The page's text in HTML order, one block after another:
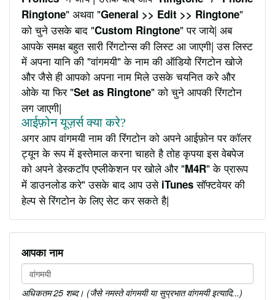
Ringtone" अथवा "General >> Edit >> Ringtone"
को चुने उसके बाद "Custom Ringtone" पर जाये| अब
आपके समक्ष बहुत सारी रिंगटोन्स की लिस्ट आ जाएगी| उस लिस्ट
में अपना यानि की "वांगमयी" के नाम की ऑडियो रिंगटोन खोजे
और जैसे ही आपको अपना नाम मिले उसके चयनित करे और
ओके या फिर "Set as Ringtone" को चुने आपकी रिंगटोन
लग जाएगी|
आईफ़ोन यूज़र्स क्या करे?
अगर आप वांगमयी नाम की रिंगटोन को अपने आईफ़ोन पर कॉलर
ट्यून के रूप में इस्तेमाल करना चाहते है तोह कृपया इस वेबपेज
को अपने डेस्कटॉप एप्लीकेशन पर खोले और "M4R" के प्रारूप
में डाउनलोड करे" उसके बाद आप उसे iTunesसॉफ्टवेयर की
हेल्प से रिंगटोन के लिए सेट कर सकते है|
आपका नाम
अधिकतम 25 शब्द। (जैसे नमस्ते वांगमयी या सुप्रभात वांगमयी इत्यादि...)